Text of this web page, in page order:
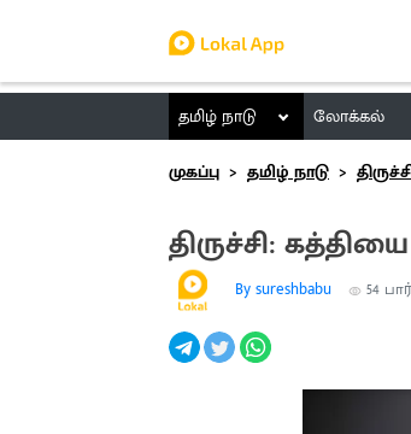
தமிழ் நாடு லோக்கல்
முகப்பு
தமிழ் நாடு
திருச்சி:
By sureshbabu 54